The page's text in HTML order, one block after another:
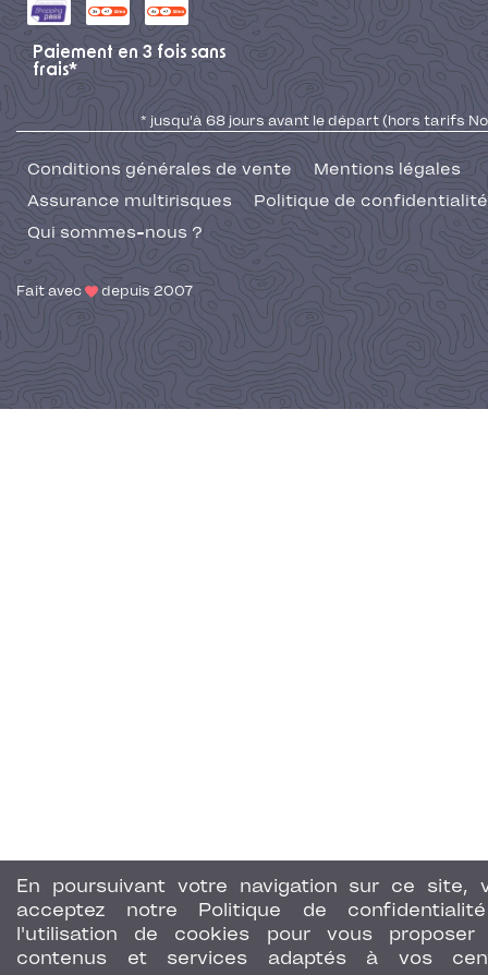
En poursuivant votre navigation sur ce site,
acceptez notre Politique de
l'utilisation de cookies pour vous proposer
contenus et services adaptés à vos
Paiement en 3 fois sans
frais*
* jusqu'à 68 jours avant le départ (hors tarifs No
Conditions générales de vente
Mentions légales
Assurance multirisques
Politique de confidentialité
Qui sommes-nous ?
Fait avec depuis 2007